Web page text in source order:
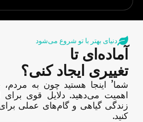
دنیای بهتر با تو شروع می‌شود
آماده‌ای تا
تغییری ایجاد کنی؟
شما’ اینجا هستید چون به مردم،
اهمیت می‌دهید. دلایل قوی
زندگی گیاهی و گام‌های عملی
کنید.